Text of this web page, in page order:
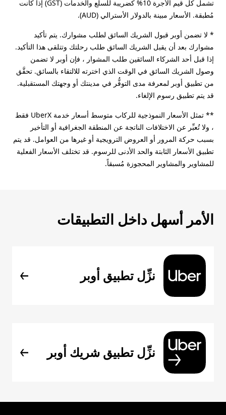
تشمل كل قيم الأجرة 10% كضريبة للسلع والخدمات (GST) إذا كانت
مُطبقة. الأسعار مبينة بالدولار الأسترالي (AUD).
* لا تضمن أوبر قبول الشريك السائق لطلب مشوارك. يتم تأكيد
مشوارك بعد أن يقبل الشريك السائق طلب رحلتك وتتلقى هذا التأكيد.
إذا قبل أحد الشركاء السائقين طلب المشوار ، فإن أوبر لا تضمن
وصول الشريك السائق في الوقت الذي اخترته للالتقاء بالسائق. تحقَّق
من تطبيق أوبر لمعرفة مدى التوفُّر في مدينتك أو وجهتك المستقبلية.
قد يتم تطبيق رسوم الإلغاء.
** تمثل الأسعار النموذجية للركاب متوسط أسعار خدمة UberX فقط
، ولا تُعبِّر عن الاختلافات الناتجة عن المنطقة الجغرافية أو التأخير
بسبب حركة المرور أو العروض الترويجية أو غيرها من العوامل. قد يتم
تطبيق الأسعار الثابتة والحد الأدنى للرسوم. قد تختلف الأسعار الفعلية
للمشاوير والمشاوير المحجوزة مُسبقاً.
الأمر أسهل داخل التطبيقات
نزِّل تطبيق أوبر
نزِّل تطبيق شريك أوبر